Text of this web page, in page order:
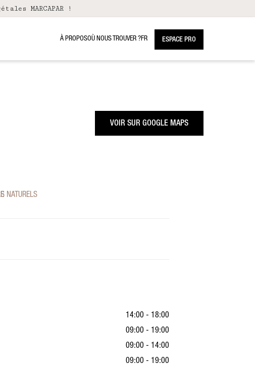
MARCAPAR !
À PROPOSOÙ NOUS TROUVER ?FR ESPACE PRO
VOIR SUR GOOGLE MAPS
NATURELS
14:00 - 18:00
09:00 - 19:00
09:00 - 14:00
09:00 - 19:00